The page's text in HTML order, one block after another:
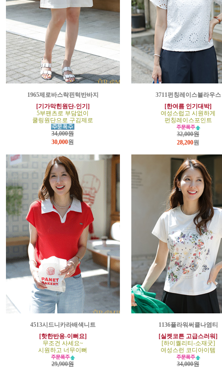
1965제로바스락핀턱반바지
[기가막힌원단-인기]
5부팬츠로 부담없이
쿨링원단으로 구김제로
34,000원
30,000원
3711펀칭레이스블라우스
[한여름 인기대박]
여성스럽고 시원하게
펀칭레이스포인트
32,000원
28,200원
4513시드니카라배색니트
[핫한반응-이뻐요]
무조건 사세요~
시원하고 너무이뻐
29,900원
1136플라워써클나염티
[실켓코튼 고급스러워]
[하이퀄리티-소재굿]
여성스런 코디아이템
34,000원